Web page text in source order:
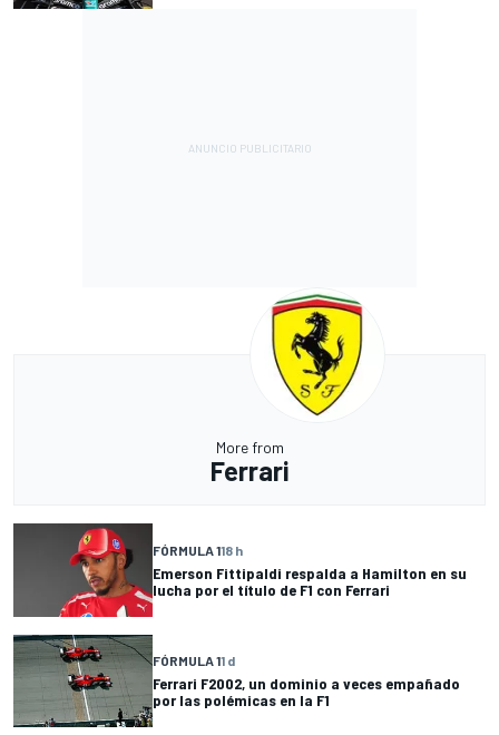
More from
Ferrari
FÓRMULA 118 h
Emerson Fittipaldi respalda a Hamilton en su
lucha por el título de F1 con Ferrari
FÓRMULA 11 d
Ferrari F2002, un dominio a veces empañado
por las polémicas en la F1